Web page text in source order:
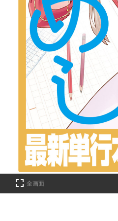
詳細ページへのリンク
全画面